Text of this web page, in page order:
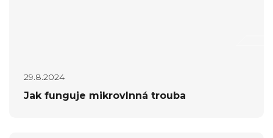
Jak funguje mikrovlnná trouba
29.8.2024